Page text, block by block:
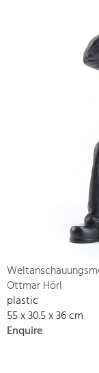
Ottmar Hörl
plastic
55 x 30.5 x 36 cm
Enquire